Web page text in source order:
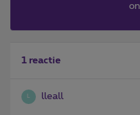
1 reactie
L lleall